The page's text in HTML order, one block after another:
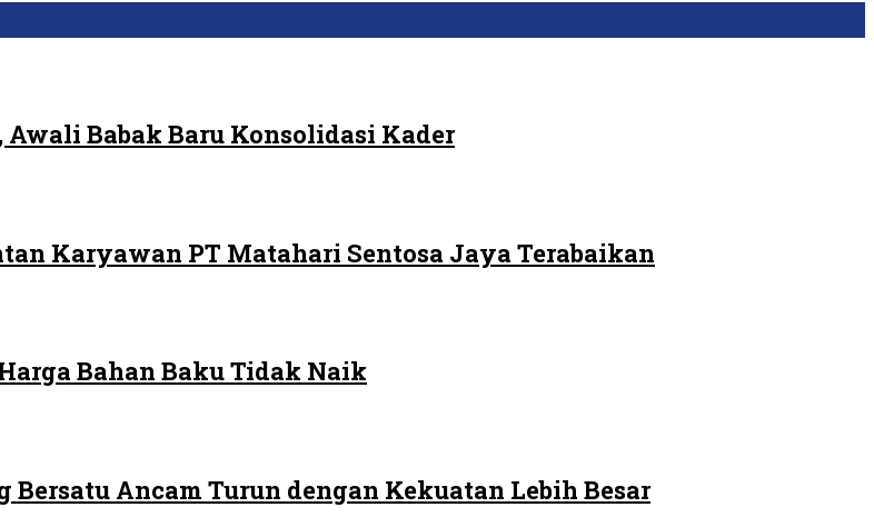
Babak Baru Konsolidasi Kader
Karyawan PT Matahari Sentosa Jaya Terabaikan
Bahan Baku Tidak Naik
Bersatu Ancam Turun dengan Kekuatan Lebih Besar